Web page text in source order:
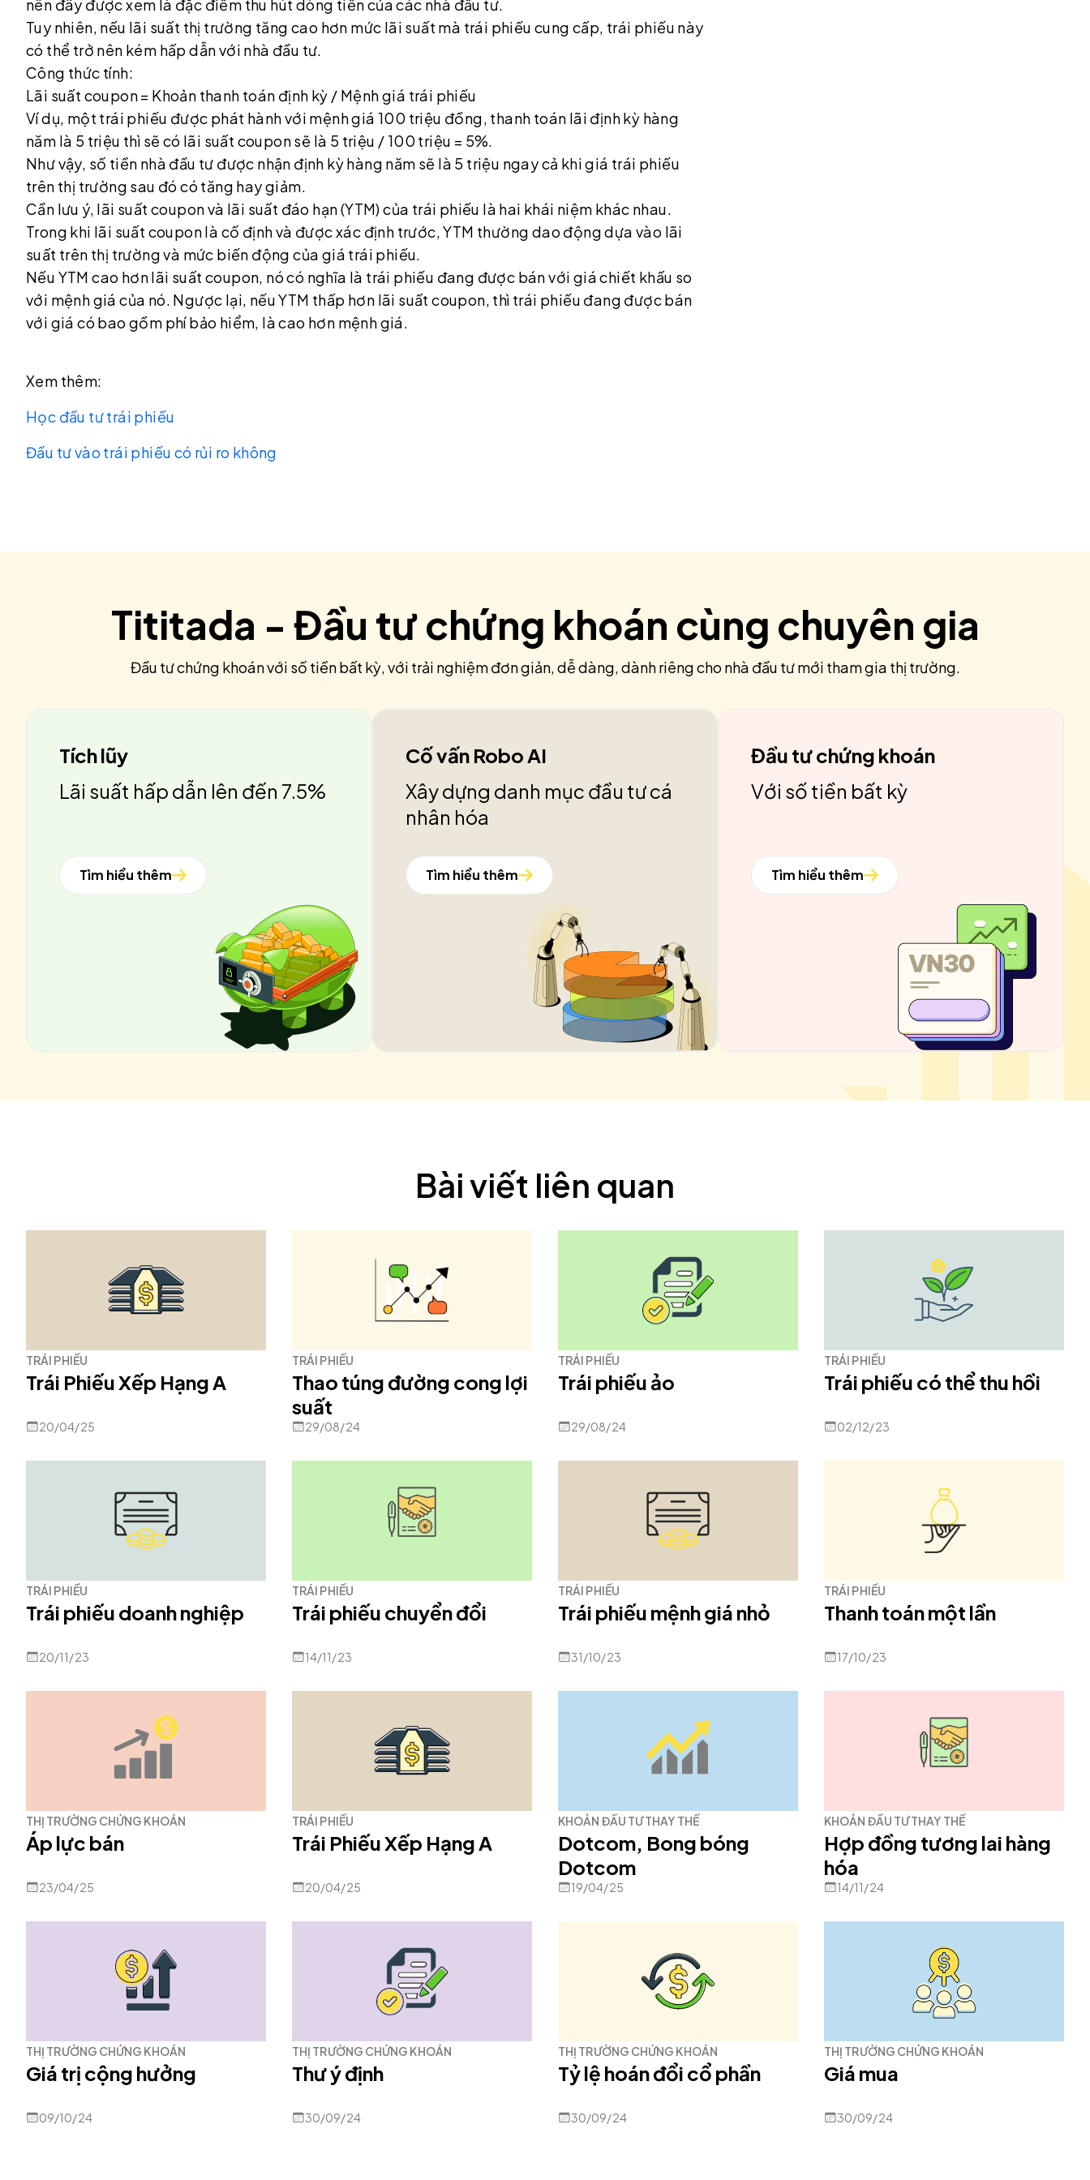
nên đây được xem là đặc điểm thu hút dòng tiền của các nhà đầu tư.
Tuy nhiên, nếu lãi suất thị trường tăng cao hơn mức lãi suất mà trái phiếu cung cấp, trái phiếu này
có thể trở nên kém hấp dẫn với nhà đầu tư.
Công thức tính:
Lãi suất coupon = Khoản thanh toán định kỳ / Mệnh giá trái phiếu
Ví dụ, một trái phiếu được phát hành với mệnh giá 100 triệu đồng, thanh toán lãi định kỳ hàng
năm là 5 triệu thì sẽ có lãi suất coupon sẽ là 5 triệu / 100 triệu = 5%.
Như vậy, số tiền nhà đầu tư được nhận định kỳ hàng năm sẽ là 5 triệu ngay cả khi giá trái phiếu
trên thị trường sau đó có tăng hay giảm.
Cần lưu ý, lãi suất coupon và lãi suất đáo hạn (YTM) của trái phiếu là hai khái niệm khác nhau.
Trong khi lãi suất coupon là cố định và được xác định trước, YTM thường dao động dựa vào lãi
suất trên thị trường và mức biến động của giá trái phiếu.
Nếu YTM cao hơn lãi suất coupon, nó có nghĩa là trái phiếu đang được bán với giá chiết khấu so
với mệnh giá của nó. Ngược lại, nếu YTM thấp hơn lãi suất coupon, thì trái phiếu đang được bán
với giá có bao gồm phí bảo hiểm, là cao hơn mệnh giá.
Xem thêm:
Học đầu tư trái phiếu
Đầu tư vào trái phiếu có rủi ro không
Tititada - Đầu tư chứng khoán cùng chuyên gia
Đầu tư chứng khoán với số tiền bất kỳ, với trải nghiệm đơn giản, dễ dàng, dành riêng cho nhà đầu tư mới tham gia thị trường.
Tích lũy
Lãi suất hấp dẫn lên đến 7.5%
Tìm hiểu thêm
Cố vấn Robo AI
Xây dựng danh mục đầu tư cá
nhân hóa
Tìm hiểu thêm
Đầu tư chứng khoán
Với số tiền bất kỳ
Tìm hiểu thêm
Bài viết liên quan
TRÁI PHIẾU
Trái Phiếu Xếp Hạng A
20/04/25
TRÁI PHIẾU
Thao túng đường cong lợi
suất
29/08/24
TRÁI PHIẾU
Trái phiếu ảo
29/08/24
TRÁI PHIẾU
Trái phiếu có thể thu hồi
02/12/23
TRÁI PHIẾU
Trái phiếu doanh nghiệp
20/11/23
TRÁI PHIẾU
Trái phiếu chuyển đổi
14/11/23
TRÁI PHIẾU
Trái phiếu mệnh giá nhỏ
31/10/23
TRÁI PHIẾU
Thanh toán một lần
17/10/23
THỊ TRƯỜNG CHỨNG KHOÁN
Áp lực bán
23/04/25
TRÁI PHIẾU
Trái Phiếu Xếp Hạng A
20/04/25
KHOẢN ĐẦU TƯ THAY THẾ
Dotcom, Bong bóng
Dotcom
19/04/25
KHOẢN ĐẦU TƯ THAY THẾ
Hợp đồng tương lai hàng
hóa
14/11/24
THỊ TRƯỜNG CHỨNG KHOÁN
Giá trị cộng hưởng
09/10/24
THỊ TRƯỜNG CHỨNG KHOÁN
Thư ý định
30/09/24
THỊ TRƯỜNG CHỨNG KHOÁN
Tỷ lệ hoán đổi cổ phần
30/09/24
THỊ TRƯỜNG CHỨNG KHOÁN
Giá mua
30/09/24